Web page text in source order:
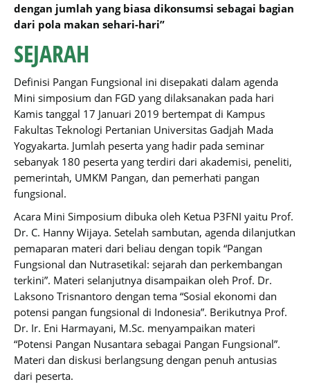
dengan jumlah yang biasa dikonsumsi sebagai bagian
dari pola makan sehari-hari”
SEJARAH
Definisi Pangan Fungsional ini disepakati dalam agenda
Mini simposium dan FGD yang dilaksanakan pada hari
Kamis tanggal 17 Januari 2019 bertempat di Kampus
Fakultas Teknologi Pertanian Universitas Gadjah Mada
Yogyakarta. Jumlah peserta yang hadir pada seminar
sebanyak 180 peserta yang terdiri dari akademisi, peneliti,
pemerintah, UMKM Pangan, dan pemerhati pangan
fungsional.
Acara Mini Simposium dibuka oleh Ketua P3FNI yaitu Prof.
Dr. C. Hanny Wijaya. Setelah sambutan, agenda dilanjutkan
pemaparan materi dari beliau dengan topik “Pangan
Fungsional dan Nutrasetikal: sejarah dan perkembangan
terkini”. Materi selanjutnya disampaikan oleh Prof. Dr.
Laksono Trisnantoro dengan tema “Sosial ekonomi dan
potensi pangan fungsional di Indonesia”. Berikutnya Prof.
Dr. Ir. Eni Harmayani, M.Sc. menyampaikan materi
“Potensi Pangan Nusantara sebagai Pangan Fungsional”.
Materi dan diskusi berlangsung dengan penuh antusias
dari peserta.